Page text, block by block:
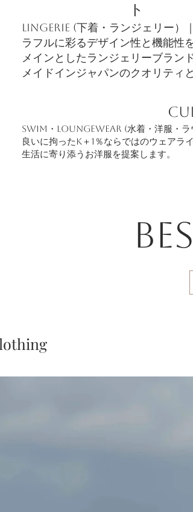
ト
Lingerie (下着・ランジェリー）
ラフルに彩るデザイン性と機能性
メインとしたランジェリーブラン
メイドインジャパンのクオリティ
​Swim・Loungewear (水着・洋服・ラ
良いに拘ったK＋1％ならではのウェアラ
生活に寄り添うお洋服を提案します。